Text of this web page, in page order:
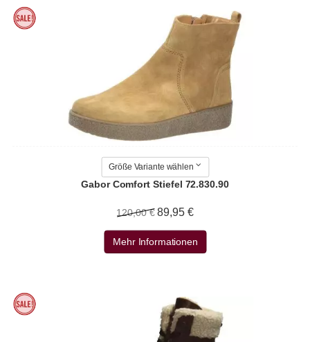
Größe Variante wählen
Gabor Comfort Stiefel 72.830.90
120,00 € 89,95 €
Mehr Informationen